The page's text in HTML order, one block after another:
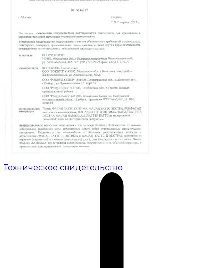
Техническое свидетельство